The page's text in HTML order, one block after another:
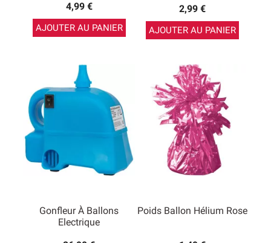
4,99 €
AJOUTER AU PANIER
2,99 €
AJOUTER AU PANIER
Gonfleur À Ballons
Electrique
Poids Ballon Hélium Rose